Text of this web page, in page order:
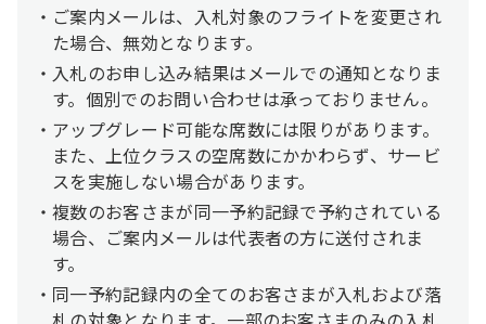
ご案内メールは、入札対象のフライトを変更され
た場合、無効となります。
入札のお申し込み結果はメールでの通知となりま
す。個別でのお問い合わせは承っておりません。
アップグレード可能な席数には限りがあります。
また、上位クラスの空席数にかかわらず、サービ
スを実施しない場合があります。
複数のお客さまが同一予約記録で予約されている
場合、ご案内メールは代表者の方に送付されま
す。
同一予約記録内の全てのお客さまが入札および落